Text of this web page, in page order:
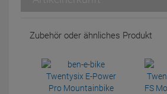
Zubehör oder ähnliches Produkt